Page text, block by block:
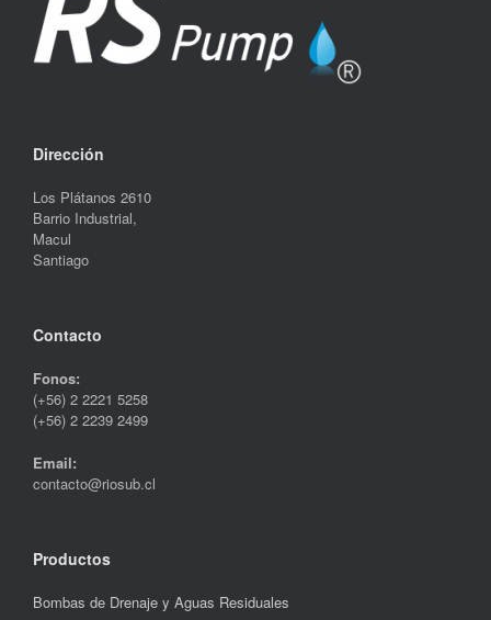
Dirección
Los Plátanos 2610
Barrio Industrial,
Macul
Santiago
Contacto
Fonos:
(+56) 2 2221 5258
(+56) 2 2239 2499
Email:
contacto@riosub.cl
Productos
Bombas de Drenaje y Aguas Residuales